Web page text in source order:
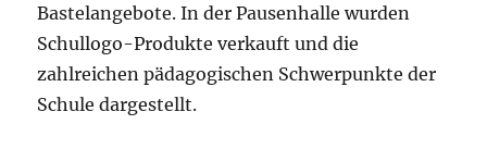
Bastelangebote. In der Pausenhalle wurden
Schullogo-Produkte verkauft und die
zahlreichen pädagogischen Schwerpunkte der
Schule dargestellt.